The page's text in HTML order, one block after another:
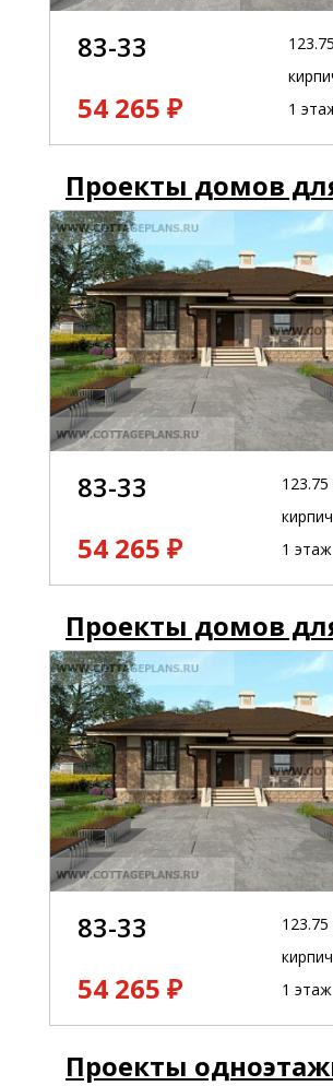
83-33
54 265 ₽
1
Проекты домов
83-33
54 265 ₽
кирпич
1 этаж
Проекты домов
83-33
54 265 ₽
кирпич
1 этаж
Проекты